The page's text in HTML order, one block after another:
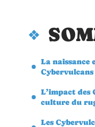
La naissance
Cybervulcans
L’impact des
culture du
Les